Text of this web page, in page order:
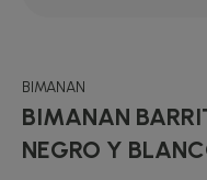
BIMANAN
BIMANAN
NEGRO Y